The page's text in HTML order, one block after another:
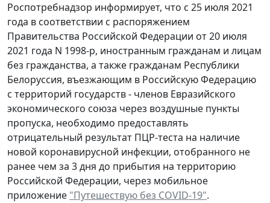
Роспотребнадзор информирует, что с 25 июля 2021
года в соответствии с распоряжением
Правительства Российской Федерации от 20 июля
2021 года N 1998-р, иностранным гражданам и лицам
без гражданства, а также гражданам Республики
Белоруссия, въезжающим в Российскую Федерацию
с территорий государств - членов Евразийского
экономического союза через воздушные пункты
пропуска, необходимо предоставлять
отрицательный результат ПЦР-теста на наличие
новой коронавирусной инфекции, отобранного не
ранее чем за 3 дня до прибытия на территорию
Российской Федерации, через мобильное
приложение "Путешествую без COVID-19".